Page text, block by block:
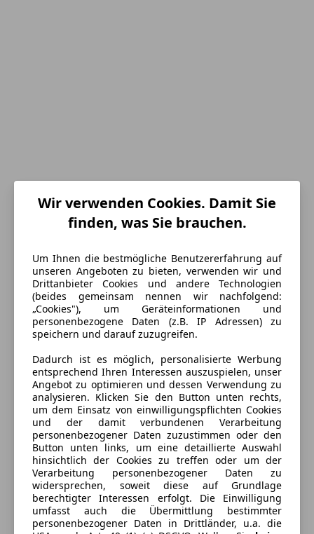
Energieverbrauch
Kraftstoff
Benzin
CO₂-Emissionen
220 g/km (komb.)
Ausstattung
Komfort
Einparkhilfe
Einparkhilfe Sensoren hinten
Einparkhilfe Sensoren vorne
Elektrische Fensterheber
Elektrische Seitenspiegel
Elektrische Sitze
Klimaautomatik
Lederausstattung
Mehr anzeigen
Farbe und Innenausstattung
Außenfarbe
Schwarz
Farbe laut Hersteller
Saphirschwarz
Lackierung
Metallic
Farbe der
Sonstige
Wir verwenden Cookies. Damit Sie
finden, was Sie brauchen.
Um Ihnen die bestmögliche Benutzererfahrung auf
unseren Angeboten zu bieten, verwenden wir und
Drittanbieter Cookies und andere Technologien
(beides gemeinsam nennen wir nachfolgend:
„Cookies"), um Geräteinformationen und
personenbezogene Daten (z.B. IP Adressen) zu
speichern und darauf zuzugreifen.
Dadurch ist es möglich, personalisierte Werbung
entsprechend Ihren Interessen auszuspielen, unser
Angebot zu optimieren und dessen Verwendung zu
analysieren. Klicken Sie den Button unten rechts,
um dem Einsatz von einwilligungspflichten Cookies
und der damit verbundenen Verarbeitung
personenbezogener Daten zuzustimmen oder den
Button unten links, um eine detaillierte Auswahl
hinsichtlich der Cookies zu treffen oder um der
Verarbeitung personenbezogener Daten zu
widersprechen, soweit diese auf Grundlage
berechtigter Interessen erfolgt. Die Einwilligung
umfasst auch die Übermittlung bestimmter
personenbezogener Daten in Drittländer, u.a. die